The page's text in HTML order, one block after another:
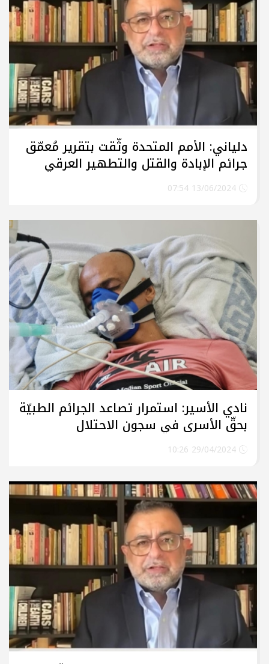
دلياني: الأمم المتحدة وثّقت بتقرير مُعمّق
جرائم الإبادة والقتل والتطهير العرقي
والتهجير القسري والتعذيب التي يمارسها
الاحتلال ضد شعبنا
نادي الأسير: استمرار تصاعد الجرائم الطبيّة
بحقّ الأسرى في سجون الاحتلال